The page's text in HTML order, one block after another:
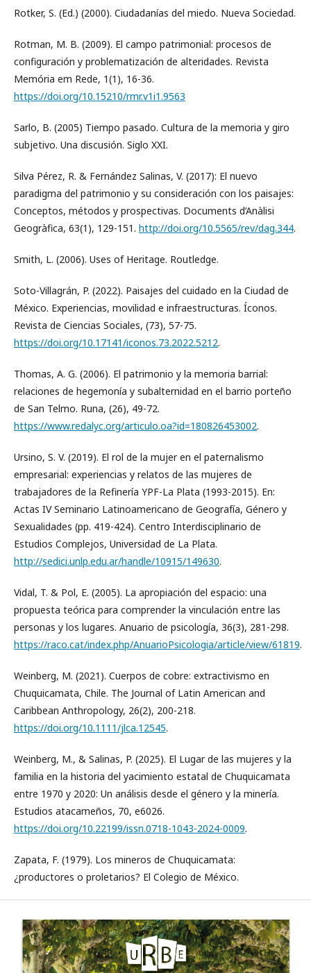
Rotker, S. (Ed.) (2000). Ciudadanías del miedo. Nueva Sociedad.
Rotman, M. B. (2009). El campo patrimonial: procesos de
configuración y problematización de alteridades. Revista
Memória em Rede, 1(1), 16-36.
https://doi.org/10.15210/rmr.v1i1.9563
Sarlo, B. (2005) Tiempo pasado. Cultura de la memoria y giro
subjetivo. Una discusión. Siglo XXI.
Silva Pérez, R. & Fernández Salinas, V. (2017): El nuevo
paradigma del patrimonio y su consideración con los paisajes:
Conceptos, métodos y prospectivas. Documents d’Anàlisi
Geogràfica, 63(1), 129-151. http://doi.org/10.5565/rev/dag.344.
Smith, L. (2006). Uses of Heritage. Routledge.
Soto-Villagrán, P. (2022). Paisajes del cuidado en la Ciudad de
México. Experiencias, movilidad e infraestructuras. Íconos.
Revista de Ciencias Sociales, (73), 57-75.
https://doi.org/10.17141/iconos.73.2022.5212.
Thomas, A. G. (2006). El patrimonio y la memoria barrial:
relaciones de hegemonía y subalternidad en el barrio porteño
de San Telmo. Runa, (26), 49-72.
https://www.redalyc.org/articulo.oa?id=180826453002.
Ursino, S. V. (2019). El rol de la mujer en el paternalismo
empresarial: experiencias y relatos de las mujeres de
trabajadores de la Refinería YPF-La Plata (1993-2015). En:
Actas IV Seminario Latinoamericano de Geografía, Género y
Sexualidades (pp. 419-424). Centro Interdisciplinario de
Estudios Complejos, Universidad de La Plata.
http://sedici.unlp.edu.ar/handle/10915/149630.
Vidal, T. & Pol, E. (2005). La apropiación del espacio: una
propuesta teórica para comprender la vinculación entre las
personas y los lugares. Anuario de psicología, 36(3), 281-298.
https://raco.cat/index.php/AnuarioPsicologia/article/view/61819.
Weinberg, M. (2021). Cuerpos de cobre: extractivismo en
Chuquicamata, Chile. The Journal of Latin American and
Caribbean Anthropology, 26(2), 200-218.
https://doi.org/10.1111/jlca.12545.
Weinberg, M., & Salinas, P. (2025). El Lugar de las mujeres y la
familia en la historia del yacimiento estatal de Chuquicamata
entre 1970 y 2020: Un análisis desde el género y la minería.
Estudios atacameños, 70, e6026.
https://doi.org/10.22199/issn.0718-1043-2024-0009.
Zapata, F. (1979). Los mineros de Chuquicamata:
¿productores o proletarios? El Colegio de México.